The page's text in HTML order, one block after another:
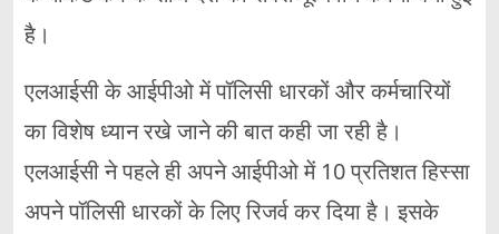
है।
एलआईसी के आईपीओ में पॉलिसी धारकों और कर्मचारियों
का विशेष ध्यान रखे जाने की बात कही जा रही है।
एलआईसी ने पहले ही अपने आईपीओ में 10 प्रतिशत हिस्सा
अपने पॉलिसी धारकों के लिए रिजर्व कर दिया है। इसके